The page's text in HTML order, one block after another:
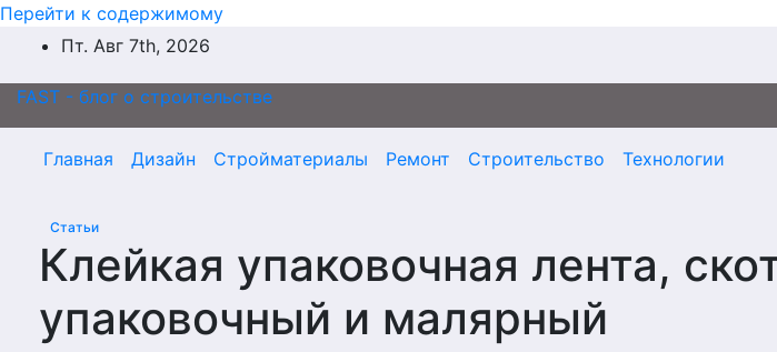
Перейти к содержимому
Пт. Авг 7th, 2026
FAST - блог о строительстве
Главная Дизайн Стройматериалы Ремонт Строительство Технологии
Статьи
Клейкая упаковочная лента,
упаковочный и малярный